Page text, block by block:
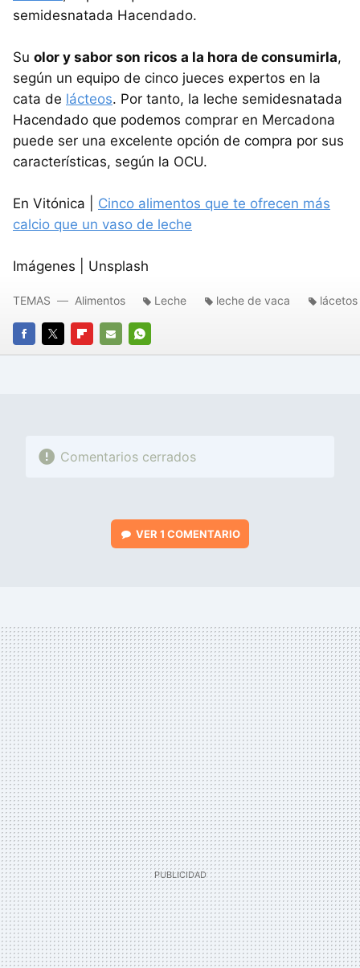
semidesnatada Hacendado.
Su olor y sabor son ricos a la hora de consumirla,
según un equipo de cinco jueces expertos en la
cata de lácteos. Por tanto, la leche semidesnatada
Hacendado que podemos comprar en Mercadona
puede ser una excelente opción de compra por sus
características, según la OCU.
En Vitónica | Cinco alimentos que te ofrecen más
calcio que un vaso de leche
Imágenes | Unsplash
FACEBOOK
TWITTERFLIPBOARD
E-
WHATSAPP
TEMAS Alimentos Leche leche de vaca lácetos
Comentarios cerrados
VER 1 COMENTARIO